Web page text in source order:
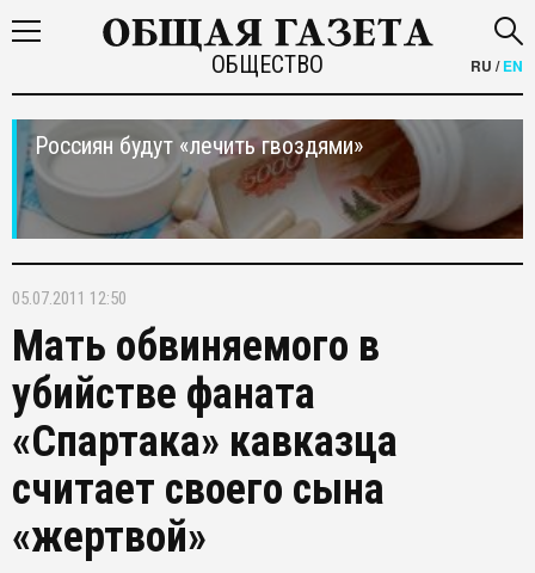
ОБЩЕСТВО RU /EN
Россиян будут «лечить гвоздями»
05.07.2011 12:50
Мать обвиняемого в
убийстве фаната
«Спартака» кавказца
считает своего сына
«жертвой»